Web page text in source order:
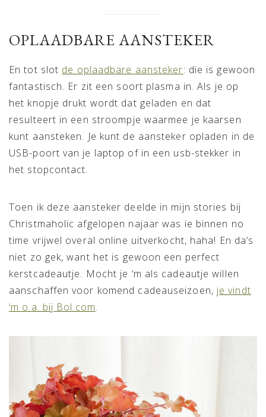
OPLAADBARE AANSTEKER
En tot slot de oplaadbare aansteker: die is gewoon
fantastisch. Er zit een soort plasma in. Als je op
het knopje drukt wordt dat geladen en dat
resulteert in een stroompje waarmee je kaarsen
kunt aansteken. Je kunt de aansteker opladen in de
USB-poort van je laptop of in een usb-stekker in
het stopcontact.
Toen ik deze aansteker deelde in mijn stories bij
Christmaholic afgelopen najaar was ie binnen no
time vrijwel overal online uitverkocht, haha! En da’s
niet zo gek, want het is gewoon een perfect
kerstcadeautje. Mocht je ‘m als cadeautje willen
aanschaffen voor komend cadeauseizoen, je vindt
‘m o.a. bij Bol.com.